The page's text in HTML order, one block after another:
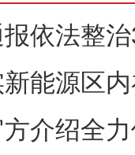
依法整
能源区
介绍全